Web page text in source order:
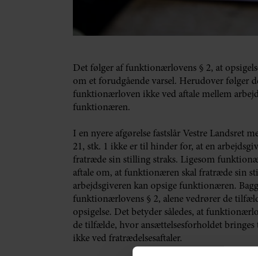
Det følger af funktionærlovens § 2, at
om et forudgående varsel. Herudover følger
funktionærloven ikke ved aftale mellem
funktionæren.
I en nyere afgørelse fastslår Vestre Landsret
21, stk. 1 ikke er til hinder for, at en
fratræde sin stilling straks. Ligesom
aftale om, at funktionæren skal fratræde sin
arbejdsgiveren kan opsige funktionæren.
funktionærlovens § 2, alene vedrører de
opsigelse. Det betyder således, at
de tilfælde, hvor ansættelsesforholdet
ikke ved fratrædelsesaftaler.